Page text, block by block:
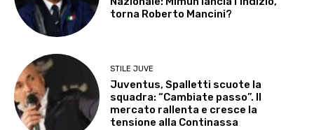
torna Roberto Mancini?
STILE JUVE
Juventus, Spalletti scuote la
squadra: “Cambiate passo”. Il
mercato rallenta e cresce la
tensione alla Continassa